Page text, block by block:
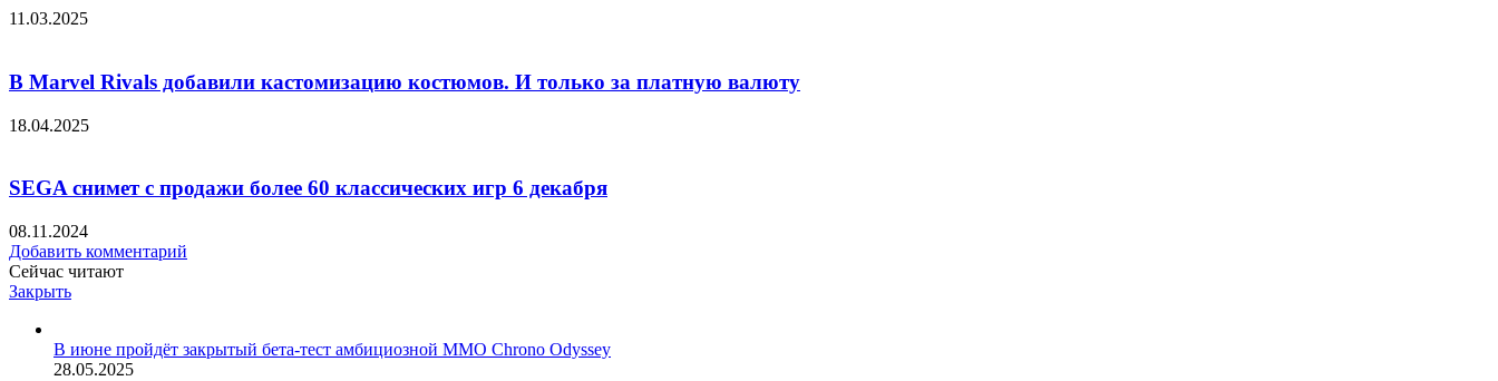
11.03.2025
В Marvel Rivals добавили кастомизацию костюмов. И только за платную валюту
18.04.2025
SEGA снимет с продажи более 60 классических игр 6 декабря
08.11.2024
Добавить комментарий
Сейчас читают
Закрыть
В июне пройдёт закрытый бета-тест амбициозной MMO Chrono Odyssey
28.05.2025